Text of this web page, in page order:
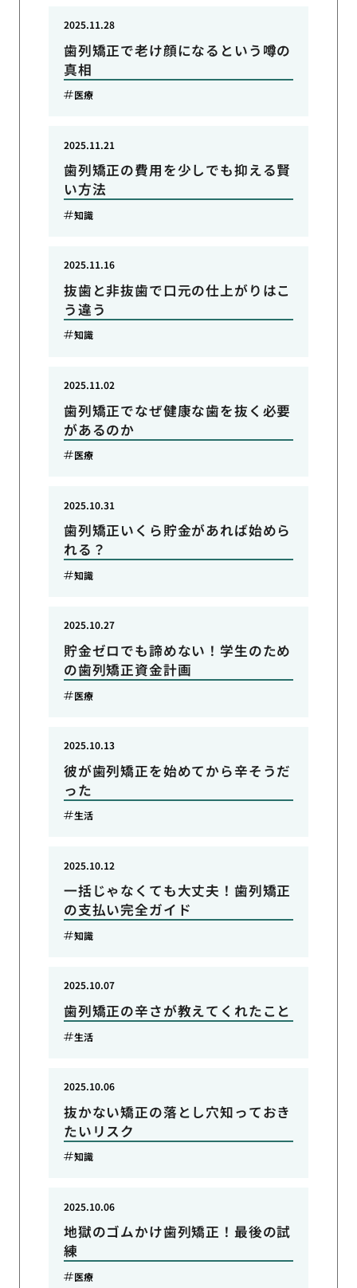
歯列矯正で老け顔になるという噂の
真相
2025.11.28
医療
歯列矯正の費用を少しでも抑える賢
い方法
2025.11.21
知識
抜歯と非抜歯で口元の仕上がりはこ
う違う
2025.11.16
知識
歯列矯正でなぜ健康な歯を抜く必要
があるのか
2025.11.02
医療
歯列矯正いくら貯金があれば始めら
れる？
2025.10.31
知識
貯金ゼロでも諦めない！学生のため
の歯列矯正資金計画
2025.10.27
医療
彼が歯列矯正を始めてから辛そうだ
った
2025.10.13
生活
一括じゃなくても大丈夫！歯列矯正
の支払い完全ガイド
2025.10.12
知識
歯列矯正の辛さが教えてくれたこと
2025.10.07
生活
抜かない矯正の落とし穴知っておき
たいリスク
2025.10.06
知識
地獄のゴムかけ歯列矯正！最後の試
練
2025.10.06
医療